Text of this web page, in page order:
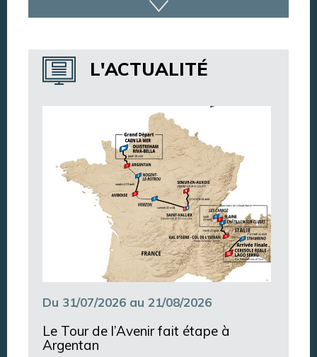
Dispositif de vidéoprotection
Annuaire des services
Annuaire des associations
Argentan Aujourd’hui
L'ACTUALITÉ
Du 31/07/2026 au 21/08/2026
Le Tour de l’Avenir fait étape à
Argentan